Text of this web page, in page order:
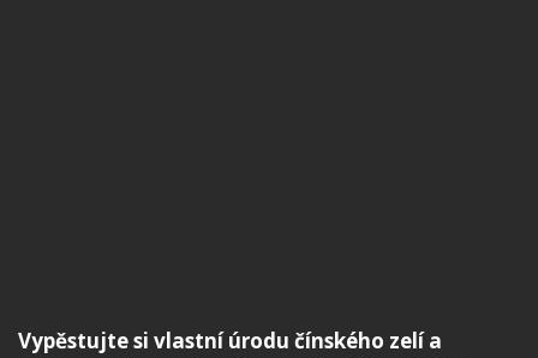
Vypěstujte si vlastní úrodu čínského zelí a